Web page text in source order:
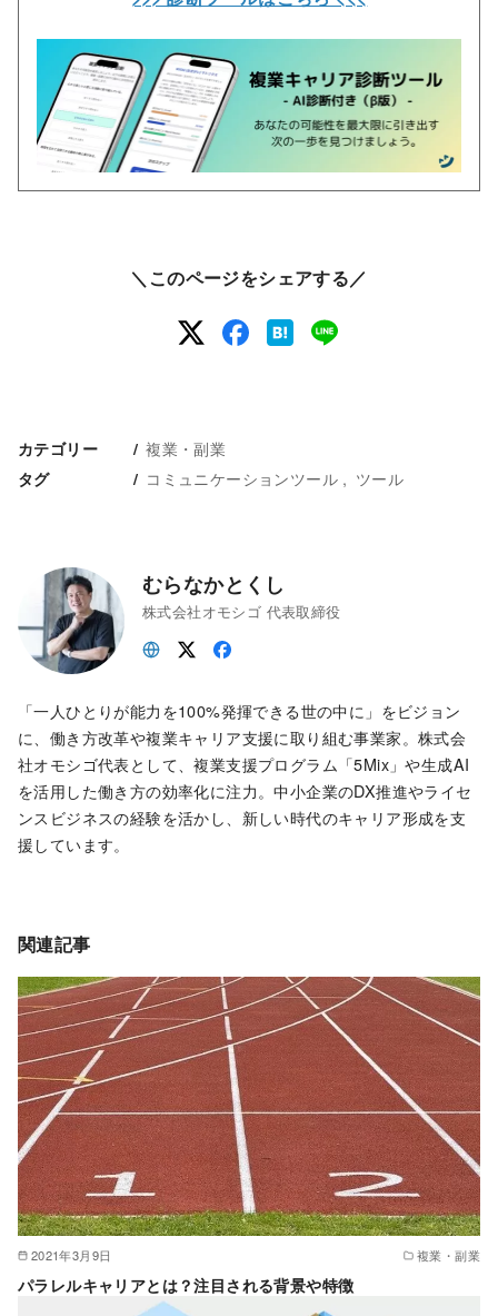
＼このページをシェアする／
カテゴリー 複業・副業
タグ コミュニケーションツール ツール
むらなかとくし
株式会社オモシゴ 代表取締役
「一人ひとりが能力を100%発揮できる世の中に」をビジョン
に、働き方改革や複業キャリア支援に取り組む事業家。株式会
社オモシゴ代表として、複業支援プログラム「5Mix」や生成AI
を活用した働き方の効率化に注力。中小企業のDX推進やライセ
ンスビジネスの経験を活かし、新しい時代のキャリア形成を支
援しています。
関連記事
2021年3月9日 複業・副業
パラレルキャリアとは？注目される背景や特徴